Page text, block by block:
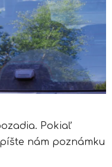
Pokiaľ
nám poznámku